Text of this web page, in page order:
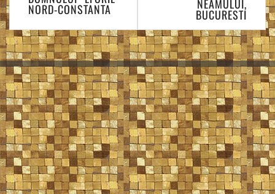
NORD-CONSTANTA NEAMULUI,
BUCURESTI